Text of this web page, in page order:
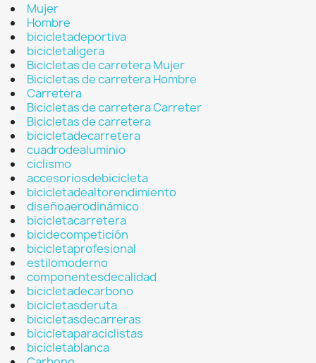
Mujer
Hombre
bicicletadeportiva
bicicletaligera
Bicicletas de carretera Mujer
Bicicletas de carretera Hombre
Carretera
Bicicletas de carretera Carreter
Bicicletas de carretera
bicicletadecarretera
cuadrodealuminio
ciclismo
accesoriosdebicicleta
bicicletadealtorendimiento
diseñoaerodinámico
bicicletacarretera
bicidecompetición
bicicletaprofesional
estilomoderno
componentesdecalidad
bicicletadecarbono
bicicletasderuta
bicicletasdecarreras
bicicletaparaciclistas
bicicletablanca